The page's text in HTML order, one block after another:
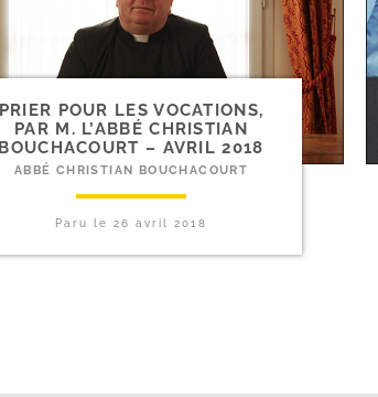
PRIER POUR LES VOCATIONS,
PAR M. L’ABBÉ CHRISTIAN
BOUCHACOURT – AVRIL 2018
ABBÉ CHRISTIAN BOUCHACOURT
Paru le 26 avril 2018